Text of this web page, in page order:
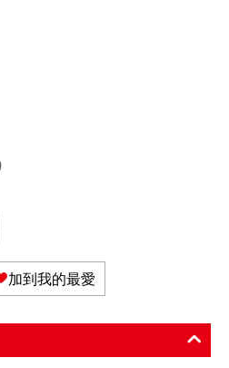
加到我的最愛